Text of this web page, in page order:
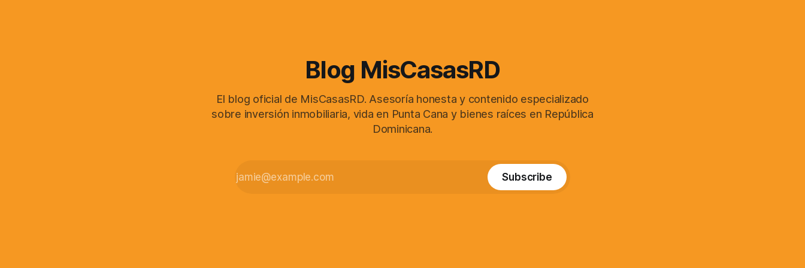
Blog MisCasasRD
El blog oficial de MisCasasRD. Asesoría honesta y contenido especializado
sobre inversión inmobiliaria, vida en Punta Cana y bienes raíces en República
Dominicana.
Subscribe